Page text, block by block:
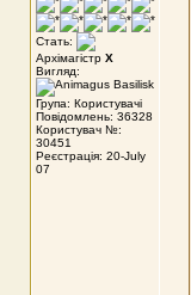
Стать:
Архімагістр X
Вигляд:
Група: Користувачі
Повідомлень: 36328
Користувач №:
30451
Реєстрація: 20-July
07